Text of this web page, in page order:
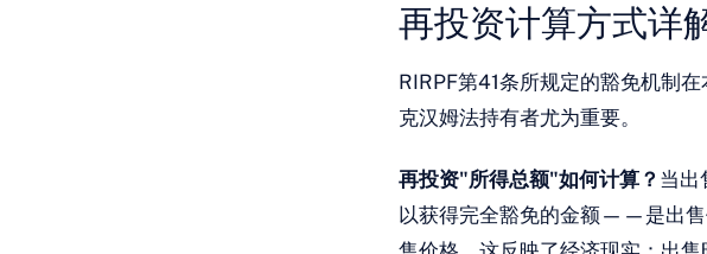
再投资计算方式详
RIRPF第41条所规定的豁免机制
克汉姆法持有者尤为重要。
再投资"所得总额"如何计算？ 当
以获得完全豁免的金额——是出售